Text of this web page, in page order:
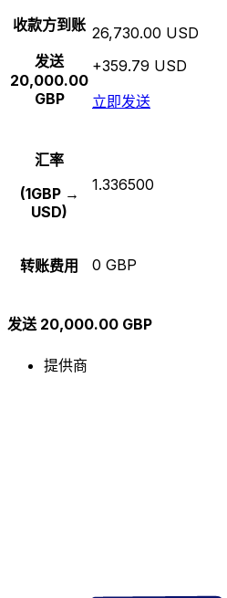
收款方到账
发送
20,000.00
GBP
26,730.00 USD
+359.79 USD
立即发送
汇率
(1GBP →
USD)
1.336500
转账费用 0 GBP
发送 20,000.00 GBP
提供商